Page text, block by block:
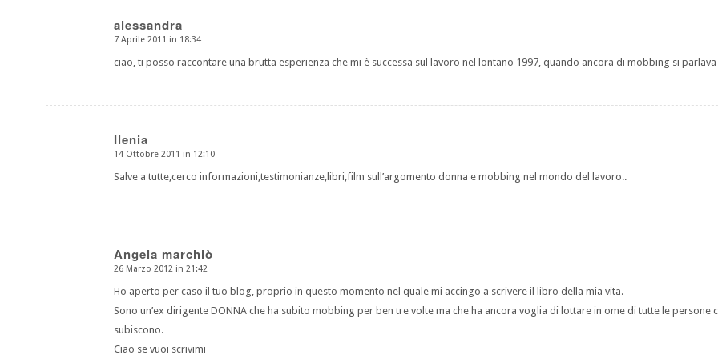
alessandra
dice:
7 Aprile 2011 in 18:34
ciao, ti posso raccontare una brutta esperienza che mi è successa sul lavoro nel lontano 1997, quando ancora di mobbing si
Ilenia
dice:
14 Ottobre 2011 in 12:10
Salve a tutte,cerco informazioni,testimonianze,libri,film sull’argomento donna e mobbing nel mondo del lavoro..
Angela marchiò
dice:
26 Marzo 2012 in 21:42
Ho aperto per caso il tuo blog, proprio in questo momento nel quale mi accingo a scrivere il libro della mia vita.
Sono un’ex dirigente DONNA che ha subito mobbing per ben tre volte ma che ha ancora voglia di lottare in ome di tutte le persone
subiscono.
Ciao se vuoi scrivimi